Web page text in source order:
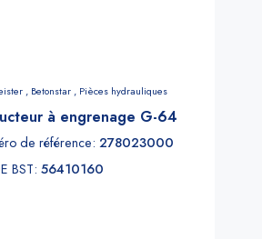
, Betonstar , Pièces hydrauliques
à engrenage G-64
de référence: 278023000
BST: 56410160